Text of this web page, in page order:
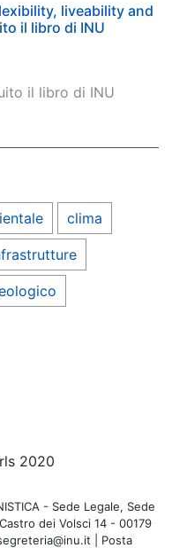
liveability and
il libro di INU
il libro di INU
clima
2020
- Sede Legale, Sede
dei Volsci 14 - 00179
| Posta